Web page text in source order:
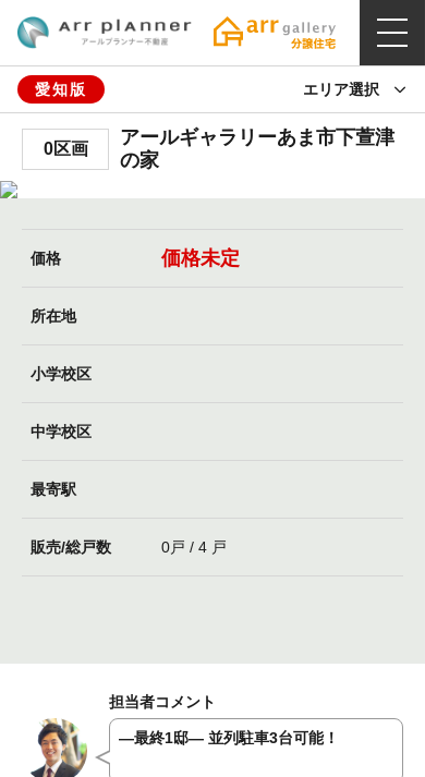
愛知版 エリア選択
0区画
アールギャラリーあま市下萱津
の家
価格 価格未定
所在地
小学校区
中学校区
最寄駅
販売/総戸数 0戸 / 4 戸
担当者コメント
―最終1邸― 並列駐車3台可能！